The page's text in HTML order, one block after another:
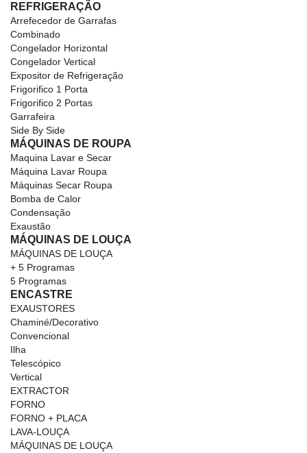
REFRIGERAÇÃO
Arrefecedor de Garrafas
Combinado
Congelador Horizontal
Congelador Vertical
Expositor de Refrigeração
Frigorifico 1 Porta
Frigorifico 2 Portas
Garrafeira
Side By Side
MÁQUINAS DE ROUPA
Maquina Lavar e Secar
Máquina Lavar Roupa
Máquinas Secar Roupa
Bomba de Calor
Condensação
Exaustão
MÁQUINAS DE LOUÇA
MÁQUINAS DE LOUÇA
+ 5 Programas
5 Programas
ENCASTRE
EXAUSTORES
Chaminé/Decorativo
Convencional
Ilha
Telescópico
Vertical
EXTRACTOR
FORNO
FORNO + PLACA
LAVA-LOUÇA
MÁQUINAS DE LOUÇA